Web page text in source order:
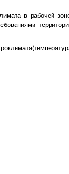
в рабочей